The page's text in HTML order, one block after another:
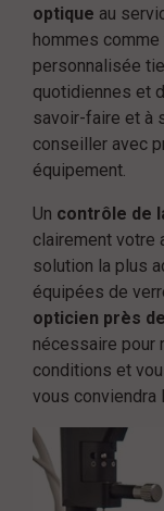
optique au
hommes
personnalisée
quotidiennes et
savoir-faire et à
conseiller avec
équipement.
Un contrôle de
clairement votre
solution la plus
équipées de
opticien près
nécessaire pour
conditions et
vous conviendra